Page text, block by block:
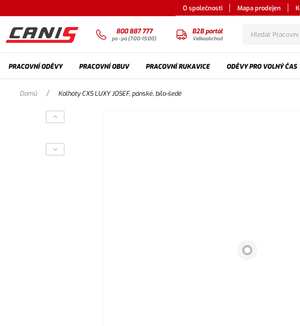
O společnosti Mapa prodejen
800 887 777
po - pá (7:00-15:00)
B2B portál
Velkoobchod
PRACOVNÍ ODĚVY PRACOVNÍ OBUV PRACOVNÍ RUKAVICE ODĚVY PRO VOLNÝ ČAS
Domů / Kalhoty CXS LUXY JOSEF, pánské, bílo-šedé